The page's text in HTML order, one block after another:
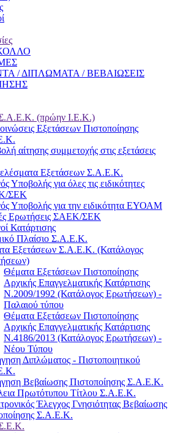
/ ΔΙΠΛΩΜΑΤΑ / ΒΕΒΑΙΩΣΕΙΣ
Σ.Α.Ε.Κ. (πρώην Ι.Ε.Κ.)
Εξετάσεων Πιστοποίησης
αίτησης συμμετοχής στις εξετάσεις
Εξετάσεων Σ.Α.Ε.Κ.
Υποβολής για όλες τις ειδικότητες
ΣΕΚ
Υποβολής για την ειδικότητα ΕΥΟΑΜ
Ερωτήσεις ΣΑΕΚ/ΣΕΚ
Κατάρτισης
Πλαίσιο Σ.Α.Ε.Κ.
Εξετάσεων Σ.Α.Ε.Κ. (Κατάλογος
Θέματα Εξετάσεων Πιστοποίησης
Αρχικής Επαγγελματικής Κατάρτισης
Ν.2009/1992 (Κατάλογος Ερωτήσεων) -
Παλαιού τύπου
Θέματα Εξετάσεων Πιστοποίησης
Αρχικής Επαγγελματικής Κατάρτισης
Ν.4186/2013 (Κατάλογος Ερωτήσεων) -
Νέου Τύπου
Διπλώματος - Πιστοποιητικού
Βεβαίωσης Πιστοποίησης Σ.Α.Ε.Κ.
Πρωτότυπου Τίτλου Σ.Α.Ε.Κ.
Έλεγχος Γνησιότητας Βεβαίωσης
Σ.Α.Ε.Κ.